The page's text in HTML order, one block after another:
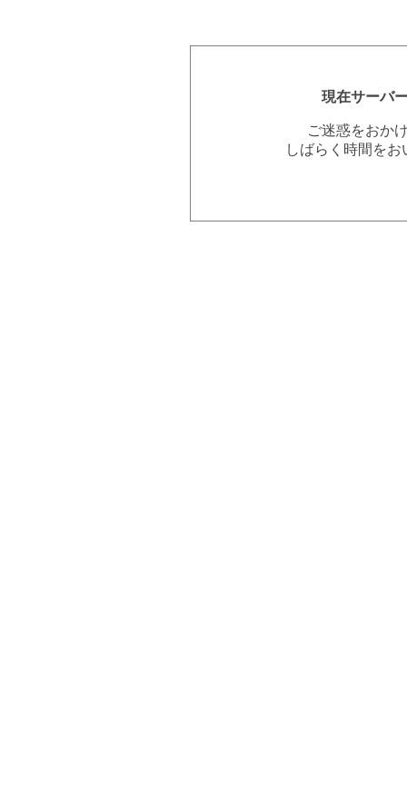
現在サーバ
ご迷惑をおか
しばらく時間を